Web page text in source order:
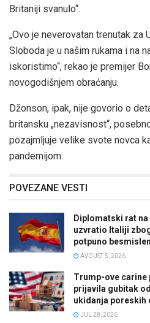
Britaniji svanulo“.
„Ovo je neverovatan trenutak za
Sloboda je u našim rukama i na
iskoristimo“, rekao je premijer
novogodišnjem obraćanju.
Džonson, ipak, nije govorio o
britansku „nezavisnost“,
pozajmljuje velike svote novca
pandemijom.
POVEZANE VESTI
Diplomatski rat
uzvratio Italiji
potpuno
AVGUST 5, 2026
Trump-ove carine
prijavila gubitak
ukidanja poreskih
JUL 28, 2026